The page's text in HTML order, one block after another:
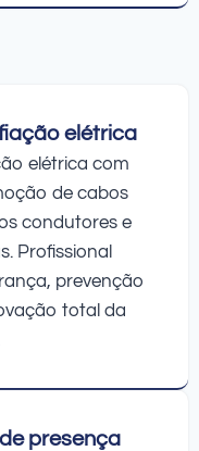
elétrica
elétrica com
de cabos
condutores e
Profissional
prevenção
total da
presença